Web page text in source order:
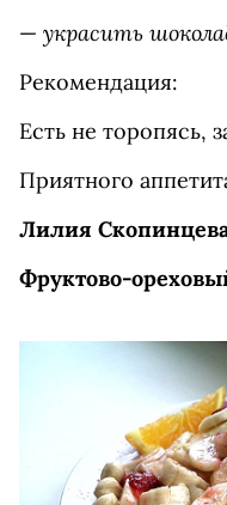
— украсить
Рекомендация:
Есть не торопясь,
Приятного
Лилия
Фруктово-